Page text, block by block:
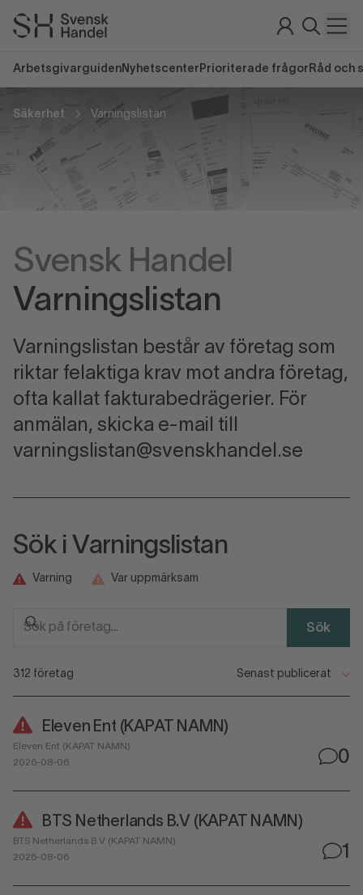
Arbetsgivarguiden Nyhetscenter Prioriterade frågor Råd och
Säkerhet Varningslistan
Svensk Handel
Varningslistan
Varningslistan består av företag som
riktar felaktiga krav mot andra företag,
ofta kallat fakturabedrägerier. För
anmälan, skicka e-mail till
varningslistan@svenskhandel.se
Sök i Varningslistan
Varning Var uppmärksam
Sök
312 företag
Eleven Ent (KAPAT NAMN)
Eleven Ent (KAPAT NAMN)
2026-08-06
0
BTS Netherlands B.V (KAPAT NAMN)
BTS Netherlands B.V (KAPAT NAMN)
2026-08-06
1